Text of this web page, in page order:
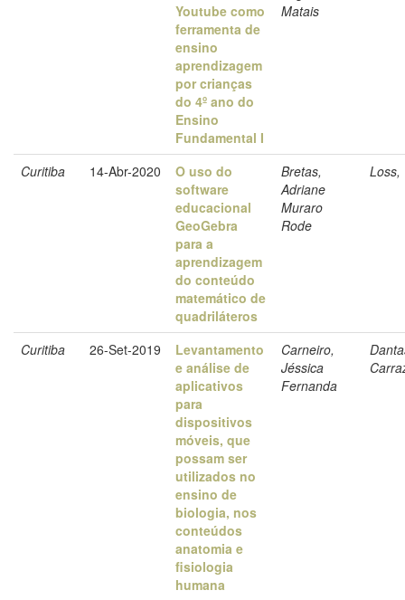
Youtube como
ferramenta de
ensino
aprendizagem
por crianças
do 4º ano do
Ensino
Fundamental I
Matais
Curitiba 14-Abr-2020
O uso do
software
educacional
GeoGebra
para a
aprendizagem
do conteúdo
matemático de
quadriláteros
Bretas,
Adriane
Muraro
Rode
Loss,
Curitiba 26-Set-2019
Levantamento
e análise de
aplicativos
para
dispositivos
móveis, que
possam ser
utilizados no
ensino de
biologia, nos
conteúdos
anatomia e
fisiologia
humana
Carneiro,
Jéssica
Fernanda